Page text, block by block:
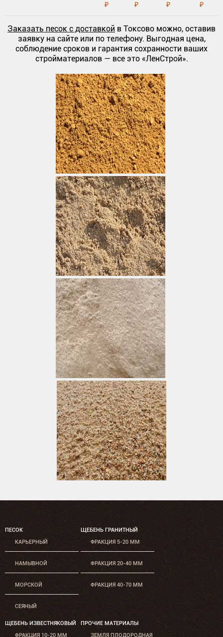
₽
₽
₽
₽
Заказать песок с доставкой в Токсово можно, оставив
заявку на сайте или по телефону. Выгодная цена,
соблюдение сроков и гарантия сохранности ваших
стройматериалов — все это «ЛенСтрой».
ПЕСОК
КАРЬЕРНЫЙ
НАМЫВНОЙ
МОРСКОЙ
СЕЯНЫЙ
ЩЕБЕНЬ ГРАНИТНЫЙ
ФРАКЦИЯ 5-20 ММ
ФРАКЦИЯ 20-40 ММ
ФРАКЦИЯ 40-70 ММ
ЩЕБЕНЬ ИЗВЕСТНЯКОВЫЙ
ФРАКЦИЯ 10-20 ММ
ПРОЧИЕ МАТЕРИАЛЫ
ЗЕМЛЯ ПЛОДОРОДНАЯ